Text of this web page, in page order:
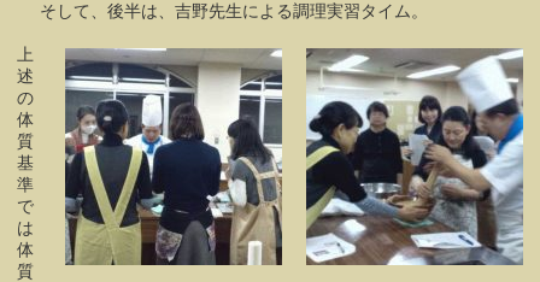
そして、後半は、吉野先生による調理実習タイム。
上
述
の
体
質
基
準
で
は
体
質